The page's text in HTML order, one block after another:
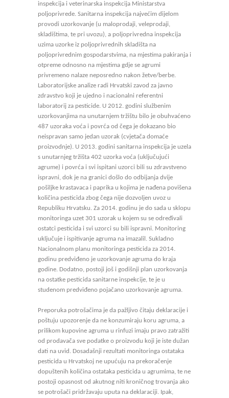
inspekcija i veterinarska inspekcija Ministarstva
poljoprivrede. Sanitarna inspekcija najvećim dijelom
provodi uzorkovanje (u maloprodaji, veleprodaji,
skladištima, te pri uvozu), a poljoprivredna inspekcija
uzima uzorke iz poljoprivrednih skladišta na
poljoprivrednim gospodarstvima, na mjestima pakiranja i
otpreme odnosno na mjestima gdje se agrumi
privremeno nalaze neposredno nakon žetve/berbe.
Laboratorijske analize radi Hrvatski zavod za javno
zdravstvo koji je ujedno i nacionalni referentni
laboratorij za pesticide. U 2012. godini službenim
uzorkovanjima na unutarnjem tržištu bilo je obuhvaćeno
487 uzoraka voća i povrća od čega je dokazano bio
neispravan samo jedan uzorak (cvjetača domaće
proizvodnje). U 2013. godini sanitarna inspekcija je uzela
s unutarnjeg tržišta 402 uzorka voća (uključujući
agrume) i povrća i svi ispitani uzorci bili su zdravstveno
ispravni, dok je na granici došlo do odbijanja dvije
pošiljke krastavaca i paprika u kojima je nađena povišena
količina pesticida zbog čega nije dozvoljen uvoz u
Republiku Hrvatsku. Za 2014. godinu je do sada u sklopu
monitoringa uzet 301 uzorak u kojem su se određivali
ostatci pesticida i svi uzorci su bili ispravni. Monitoring
uključuje i ispitivanje agruma na imazalil. Sukladno
Nacionalnom planu monitoringa pesticida za 2014.
godinu predviđeno je uzorkovanje agruma do kraja
godine. Dodatno, postoji još i godišnji plan uzorkovanja
na ostatke pesticida sanitarne inspekcije, te je u
studenom predviđeno pojačano uzorkovanje agruma.
Preporuka potrošačima je da pažljivo čitaju deklaracije i
poštuju upozorenje da ne konzumiraju koru agruma, a
prilikom kupovine agruma u rinfuzi imaju pravo zatražiti
od prodavača sve podatke o proizvodu koji je iste dužan
dati na uvid. Dosadašnji rezultati monitoringa ostataka
pesticida u Hrvatskoj ne upućuju na prekoračenje
dopuštenih količina ostataka pesticida u agrumima, te ne
postoji opasnost od akutnog niti kroničnog trovanja ako
se potrošači pridržavaju uputa na deklaraciji. Ipak,